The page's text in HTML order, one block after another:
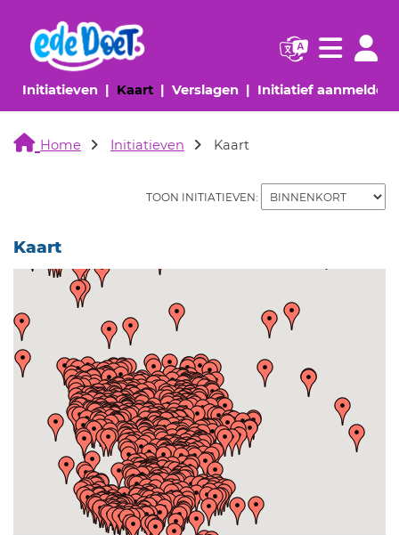
Initiatieven (huidige pagina)
Kaart(huidige pagina)
Verslagen (huidige pagina)
Initiatief aanmelden
Navigatie
Home Initiatieven Kaart
TOON INITIATIEVEN:
Kaart